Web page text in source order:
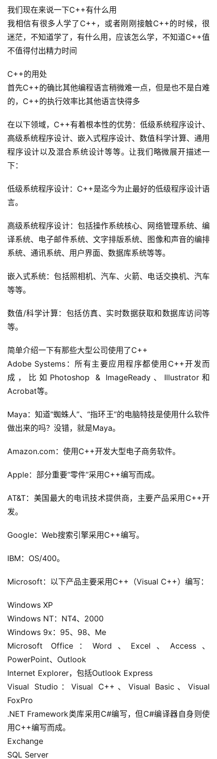
I
干
运
营
录
经
验
教
程
软
件
我们现在来说一下C++有什么用
我相信有很多人学了C++，或者刚刚接触C++的时候，很
迷茫，不知道学了，有什么用，应该怎么学，不知道C++值
不值得付出精力时间
C++的用处
首先C++的确比其他编程语言稍微难一点，但是也不是白难
的，C++的执行效率比其他语言快得多
在以下领域，C++有着根本性的优势：低级系统程序设计、
高级系统程序设计、嵌入式程序设计、数值科学计算、通用
程序设计以及混合系统设计等等。让我们略微展开描述一
下：
低级系统程序设计：C++是迄今为止最好的低级程序设计语
言。
高级系统程序设计：包括操作系统核心、网络管理系统、编
译系统、电子邮件系统、文字排版系统、图像和声音的编排
系统、通讯系统、用户界面、数据库系统等等。
嵌入式系统：包括照相机、汽车、火箭、电话交换机、汽车
等等。
数值/科学计算：包括仿真、实时数据获取和数据库访问等
等。
简单介绍一下有那些大型公司使用了C++
Adobe Systems：所有主要应用程序都使用C++开发而
成，比如Photoshop & ImageReady、Illustrator和
Acrobat等。
Maya：知道“蜘蛛人”、“指环王”的电脑特技是使用什么软件
做出来的吗？没错，就是Maya。
Amazon.com：使用C++开发大型电子商务软件。
Apple：部分重要“零件”采用C++编写而成。
AT&T：美国最大的电讯技术提供商，主要产品采用C++开
发。
Google：Web搜索引擎采用C++编写。
IBM：OS/400。
Microsoft：以下产品主要采用C++（Visual C++）编写：
Windows XP
Windows NT：NT4、2000
Windows 9x：95、98、Me
Microsoft Office：Word、Excel、Access、
PowerPoint、Outlook
Internet Explorer，包括Outlook Express
Visual Studio：Visual C++、Visual Basic、Visual
FoxPro
.NET Framework类库采用C#编写，但C#编译器自身则使
用C++编写而成。
Exchange
SQL Server